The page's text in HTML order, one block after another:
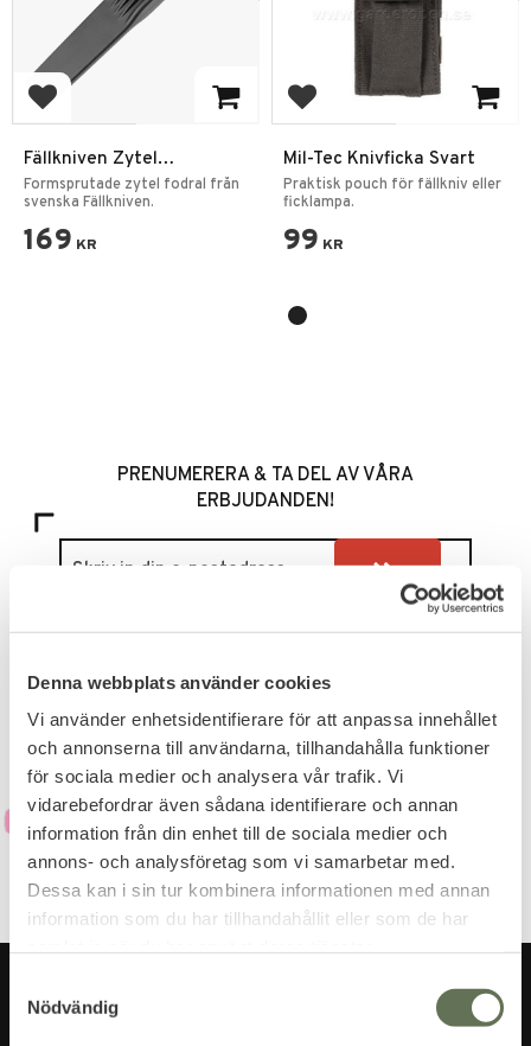
Denna webbplats använder cookies
Vi använder enhetsidentifierare för att anpassa innehållet
och annonserna till användarna, tillhandahålla funktioner
för sociala medier och analysera vår trafik. Vi
vidarebefordrar även sådana identifierare och annan
information från din enhet till de sociala medier och
annons- och analysföretag som vi samarbetar med.
Dessa kan i sin tur kombinera informationen med annan
information som du har tillhandahållit eller som de har
Nödvändig
Lägg till i favoriter
Fällkniven Zytel
Knivfodral Svart
Formsprutade zytel fodral från
svenska Fällkniven.
169 KR
Lägg till i favoriter
Mil-Tec Knivficka Svart
Praktisk pouch för fällkniv eller
ficklampa.
99 KR
PRENUMERERA & TA DEL AV VÅRA
ERBJUDANDEN!
Dina personuppgifter behandlas i enlighet med vår